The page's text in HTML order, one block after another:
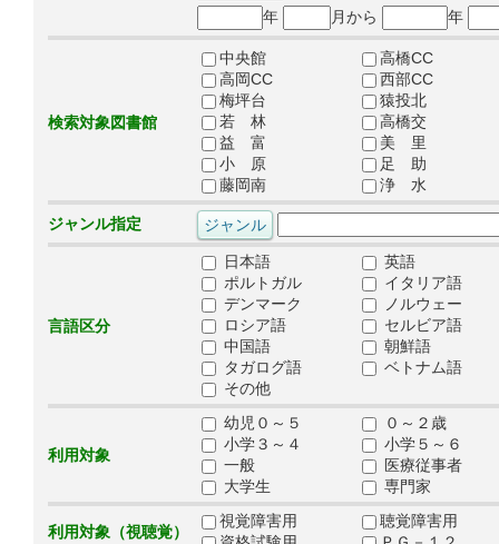
年
月から 年
検索対象図書館
中央館
高橋CC
高岡CC
西部CC
梅坪台
猿投北
若 林
高橋交
益 富
美 里
小 原
足 助
藤岡南
浄 水
ジャンル指定
言語区分
日本語
英語
ポルトガル
イタリア語
デンマーク
ノルウェー
ロシア語
セルビア語
中国語
朝鮮語
タガログ語
ベトナム語
その他
利用対象
幼児０～５
０～２歳
小学３～４
小学５～６
一般
医療従事者
大学生
専門家
利用対象（視聴覚）
視覚障害用
聴覚障害用